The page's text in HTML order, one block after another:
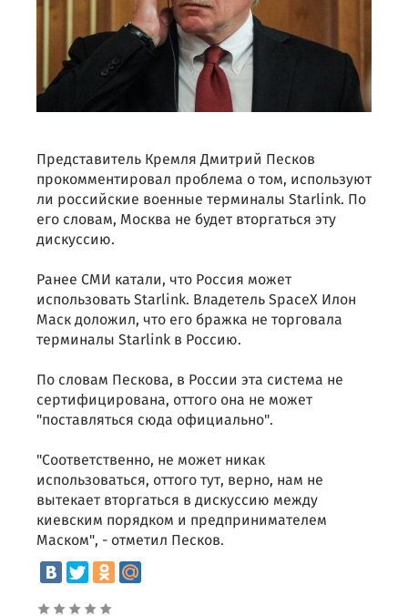
Представитель Кремля Дмитрий Песков
прокомментировал проблема о том, используют
ли российские военные терминалы Starlink. По
его словам, Москва не будет вторгаться эту
дискуссию.
Ранее СМИ катали, что Россия может
использовать Starlink. Владетель SpaceX Илон
Маск доложил, что его бражка не торговала
терминалы Starlink в Россию.
По словам Пескова, в России эта система не
сертифицирована, оттого она не может
"поставляться сюда официально".
"Соответственно, не может никак
использоваться, оттого тут, верно, нам не
вытекает вторгаться в дискуссию между
киевским порядком и предпринимателем
Маском", - отметил Песков.